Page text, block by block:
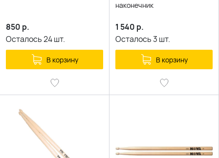
850 р.
Осталось24шт.
В корзину
наконечник
1 540 р.
Осталось3 шт.
В корзину